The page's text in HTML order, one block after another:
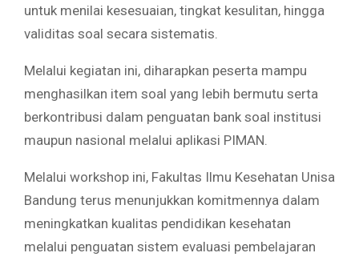
untuk menilai kesesuaian, tingkat kesulitan, hingga
validitas soal secara sistematis.
Melalui kegiatan ini, diharapkan peserta mampu
menghasilkan item soal yang lebih bermutu serta
berkontribusi dalam penguatan bank soal institusi
maupun nasional melalui aplikasi PIMAN.
Melalui workshop ini, Fakultas Ilmu Kesehatan Unisa
Bandung terus menunjukkan komitmennya dalam
meningkatkan kualitas pendidikan kesehatan
melalui penguatan sistem evaluasi pembelajaran